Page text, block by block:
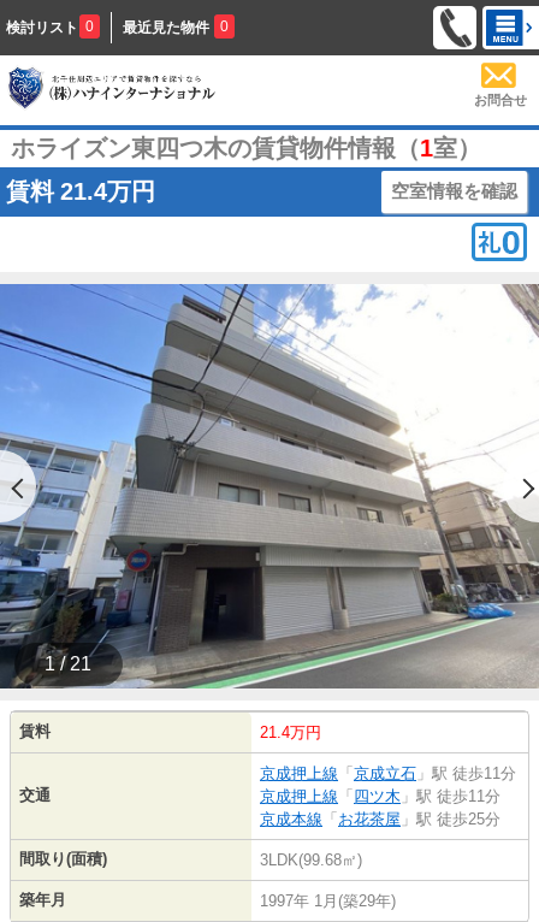
検討リスト 0 最近見た物件 0
お問合せ
ホライズン東四つ木の賃貸物件情報（1室）
賃料 21.4万円 空室情報を確認
1 / 21
賃料 21.4万円
交通
京成押上線 「京成立石 」駅 徒歩11分
京成押上線 「四ツ木 」駅 徒歩11分
京成本線 「お花茶屋 」駅 徒歩25分
間取り(面積) 3LDK(99.68㎡)
築年月 1997年 1月(築29年)